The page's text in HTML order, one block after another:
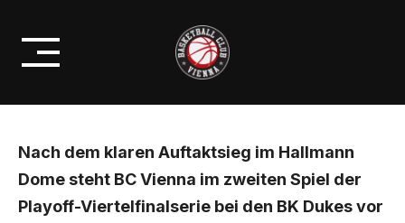
content
VIENNA VOR AUSWÄRTSSPIEL
IN KLOSTERNEUBURG
Nach dem klaren Auftaktsieg im Hallmann
Dome steht BC Vienna im zweiten Spiel der
Playoff-Viertelfinalserie bei den BK Dukes vor